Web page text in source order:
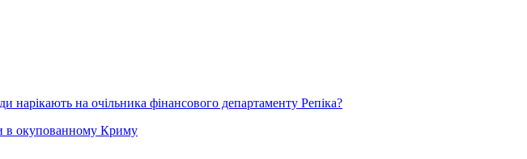
на очільника фінансового департаменту Репіка?
в окупованному Криму